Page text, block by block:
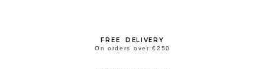
FREE DELIVERY
On orders over €250